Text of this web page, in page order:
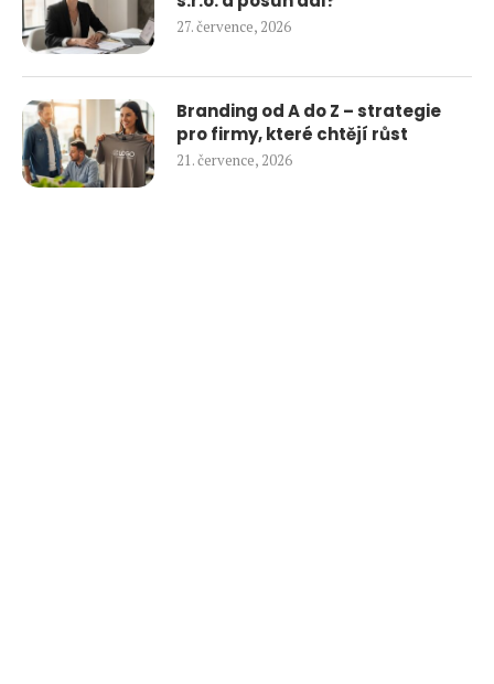
27. července, 2026
Branding od A do Z – strategie
pro firmy, které chtějí růst
21. července, 2026